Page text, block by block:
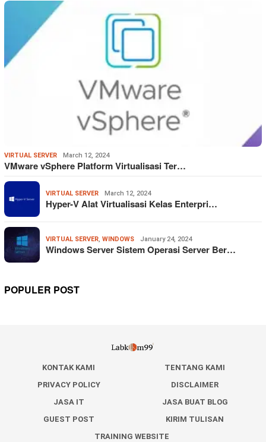
VIRTUAL SERVER March 12, 2024
VMware vSphere Platform Virtualisasi Ter…
VIRTUAL SERVER March 12, 2024
Hyper-V Alat Virtualisasi Kelas Enterpri…
VIRTUAL SERVER WINDOWS January 24, 2024
Windows Server Sistem Operasi Server Ber…
POPULER POST
KONTAK KAMI
TENTANG KAMI
PRIVACY POLICY
DISCLAIMER
JASA IT
JASA BUAT BLOG
GUEST POST
KIRIM TULISAN
TRAINING WEBSITE